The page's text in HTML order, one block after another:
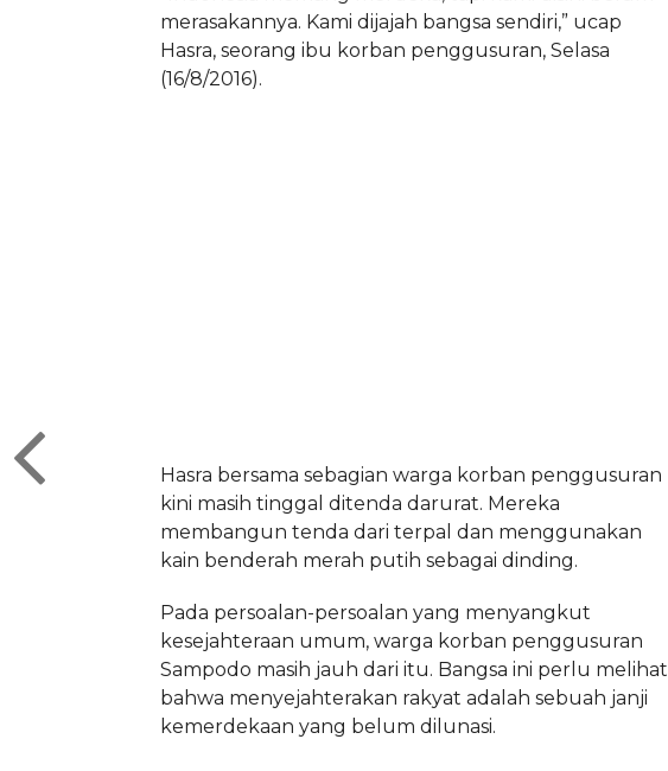
merasakannya. Kami dijajah bangsa sendiri,” ucap
Hasra, seorang ibu korban penggusuran, Selasa
(16/8/2016).
Hasra bersama sebagian warga korban penggusuran
kini masih tinggal ditenda darurat. Mereka
membangun tenda dari terpal dan menggunakan
kain benderah merah putih sebagai dinding.
Pada persoalan-persoalan yang menyangkut
kesejahteraan umum, warga korban penggusuran
Sampodo masih jauh dari itu. Bangsa ini perlu melihat
bahwa menyejahterakan rakyat adalah sebuah janji
kemerdekaan yang belum dilunasi.